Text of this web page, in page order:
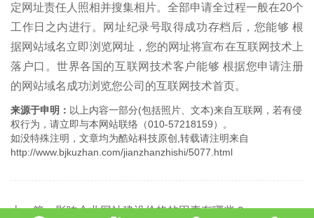
定网址责任人照相并搜集相片。全部申请全过程一般在20个
工作日之内进行。网址纪录号取得成功存档后，您能够 根
据网站域名立即浏览网址，您的网址将宣布在互联网技术上
落户口。世界各国的互联网技术客户能够 根据您申请注册
的网站域名成功浏览您公司的互联网技术首页。
来源于申明： 以上内容一部分(包括照片、文本)来自互联网，若有侵
权行为，请立即与本网站联络（010-57218159）。
如没特殊注明，文章均为酷站科技原创,转载请注明来自
http://www.bjkuzhan.com/jianzhanzhishi/5077.html
上一篇：影响企业网站建设价格的因素有哪些？